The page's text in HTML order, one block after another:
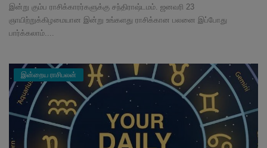
இன்று கும்ப ராசிக்காரர்களுக்கு சந்திராஷ்டமம். ஜனவரி 23
ஞாயிற்றுக்கிழமையான இன்று உங்களது ராசிக்கான பலனை இப்போது
பார்க்கலாம்....
இன்றைய ராசிபலன்